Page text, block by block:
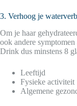
3. Verhoog je
Om je haar
ook andere
Drink dus minstens 8
Leeftijd
Fysieke activiteit
Algemene